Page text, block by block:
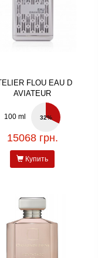
FLOU EAU D
AVIATEUR
100 ml 32%
15068 грн.
Купить